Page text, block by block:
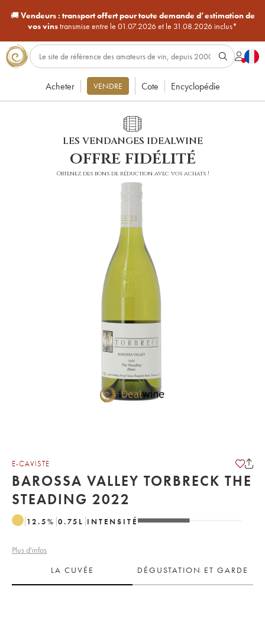
🚚Vendeurs : transport offert pour toute demande d’estimation de
vos vinstransmise entre le 01.07.2026 et le 31.08.2026 inclus*
Acheter VENDRE Cote Encyclopédie
LES VENDANGES IDEALWINE
offre fidélité
Obtenez des bons de réduction avec vos achats !
E-CAVISTE
BAROSSA VALLEY TORBRECK THE
STEADING 2022
12.5% 0.75 L INTENSITÉ
Plus d'infos
LA CUVÉE
DÉGUSTATION ET GARDE